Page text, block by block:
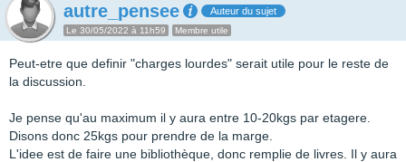
autre_pensee Auteur du sujet
Le 30/05/2022 à 11h59 Membre utile
Peut-etre que definir "charges lourdes" serait utile pour le reste de
la discussion.
Je pense qu'au maximum il y aura entre 10-20kgs par etagere.
Disons donc 25kgs pour prendre de la marge.
L'idee est de faire une bibliothèque, donc remplie de livres. Il y aura